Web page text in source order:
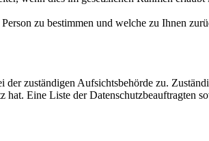
zu bestimmen und welche zu Ihnen
zuständigen Aufsichtsbehörde zu.
hat. Eine Liste der